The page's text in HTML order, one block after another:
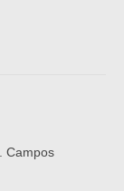
Campos